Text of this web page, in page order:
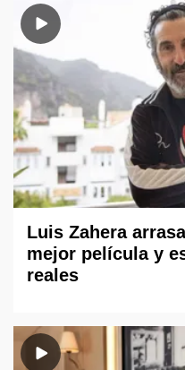
Luis Zahera
mejor película y
reales